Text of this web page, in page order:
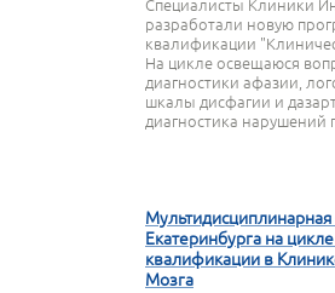
Специалисты Клиники
разработали новую
квалификации
На цикле освещаюся
диагностики афазии,
шкалы дисфагии и
диагностика нарушений
Мультидисциплинарная
Екатеринбурга на
квалификации в
Мозга